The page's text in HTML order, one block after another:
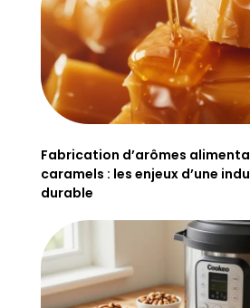
Fabrication d’arômes
caramels : les enjeux d’une
durable